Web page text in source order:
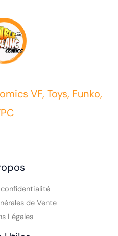
VF, Toys, Funko,
de Vente
Légales